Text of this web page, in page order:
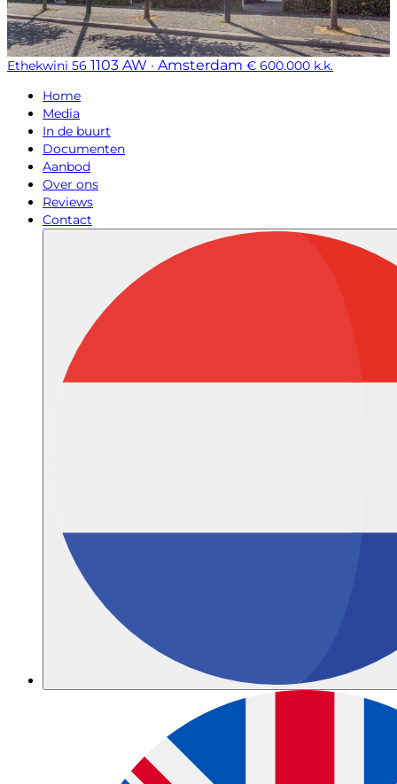
Ethekwini 56 1103 AW · Amsterdam € 600.000 k.k.
Home
Media
In de buurt
Documenten
Aanbod
Over ons
Reviews
Contact